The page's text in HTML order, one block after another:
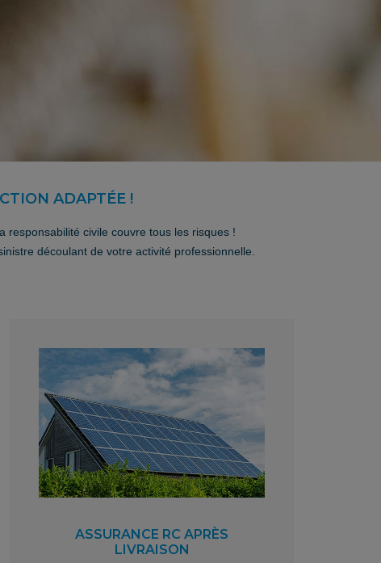
ADAPTÉE !
civile couvre tous les risques !
découlant de votre activité professionnelle.
ASSURANCE RC APRÈS
LIVRAISON